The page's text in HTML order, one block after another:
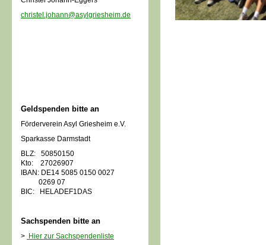
christel.johann@asylgriesheim.de
Geldspenden bitte an
Förderverein Asyl Griesheim e.V.
Sparkasse Darmstadt
BLZ: 50850150
Kto: 27026907
IBAN: DE14 5085 0150 0027
0269 07
BIC: HELADEF1DAS
Sachspenden bitte an
> Hier zur Sachspendenliste